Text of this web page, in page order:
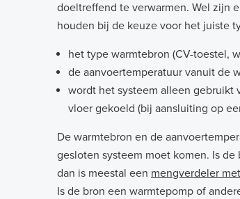
doeltreffend te verwarmen. Wel zijn
houden bij de keuze voor het juiste
het type warmtebron (CV-toestel,
de aanvoertemperatuur vanuit de
wordt het systeem alleen gebruikt
vloer gekoeld (bij aansluiting op
De warmtebron en de
gesloten systeem moet komen. Is
dan is meestal een mengverdeler
Is de bron een warmtepomp of